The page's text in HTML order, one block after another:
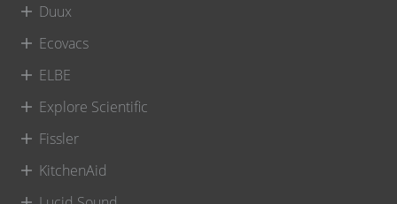
Duux
Ecovacs
ELBE
Explore Scientific
Fissler
KitchenAid